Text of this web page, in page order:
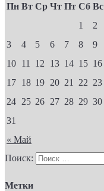
Пн Вт Ср Чт Пт Сб Вс
« Май
1
2
3
4 5 6 7 8
9
10 11 12 13 14 15 16
17 18 19 20 21 22 23
24 25 26 27 28 29 30
31
Поиск:
Метки